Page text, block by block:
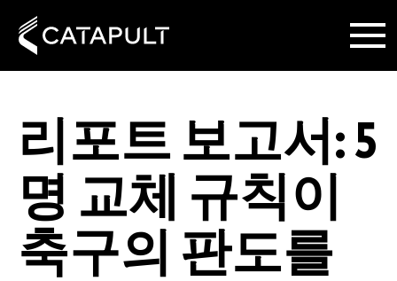
리포트 보고서: 5
명 교체 규칙이
축구의 판도를